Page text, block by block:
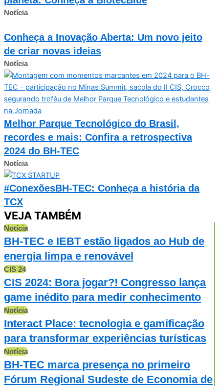
Notícia
Conheça a Inovação Aberta: Um novo jeito
de criar novas ideias
Notícia
Melhor Parque Tecnológico do Brasil,
recordes e mais: Confira a retrospectiva
2024 do BH-TEC
Notícia
#ConexõesBH-TEC: Conheça a história da
TCX
VEJA TAMBÉM
Notícia
BH-TEC e IEBT estão ligados ao Hub de
energia limpa e renovável
CIS 24
CIS 2024: Bora jogar?! Congresso lança
game inédito para medir conhecimento
Notícia
Interact Place: tecnologia e gamificação
para transformar experiências turísticas
Notícia
BH-TEC marca presença no primeiro
Fórum Regional Sudeste de Economia de